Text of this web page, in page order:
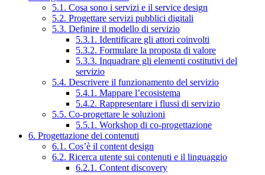
5.1. Cosa sono i servizi e il service design
5.2. Progettare servizi pubblici digitali
5.3. Definire il modello di servizio
5.3.1. Identificare gli attori coinvolti
5.3.2. Formulare la proposta di valore
5.3.3. Inquadrare gli elementi costitutivi del
servizio
5.4. Descrivere il funzionamento del servizio
5.4.1. Mappare l’ecosistema
5.4.2. Rappresentare i flussi di servizio
5.5. Co-progettare le soluzioni
5.5.1. Workshop di co-progettazione
6. Progettazione dei contenuti
6.1. Cos’è il content design
6.2. Ricerca utente sui contenuti e il linguaggio
6.2.1. Content discovery